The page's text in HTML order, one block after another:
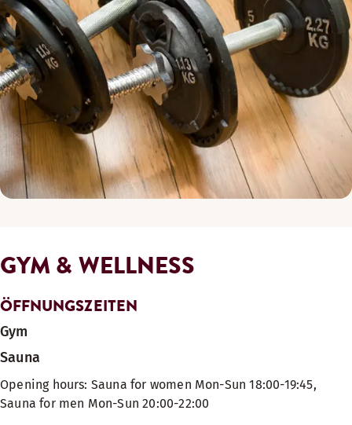
GYM & WELLNESS
ÖFFNUNGSZEITEN
Gym
Sauna
Opening hours: Sauna for women Mon-Sun 18:00-19:45,
Sauna for men Mon-Sun 20:00-22:00